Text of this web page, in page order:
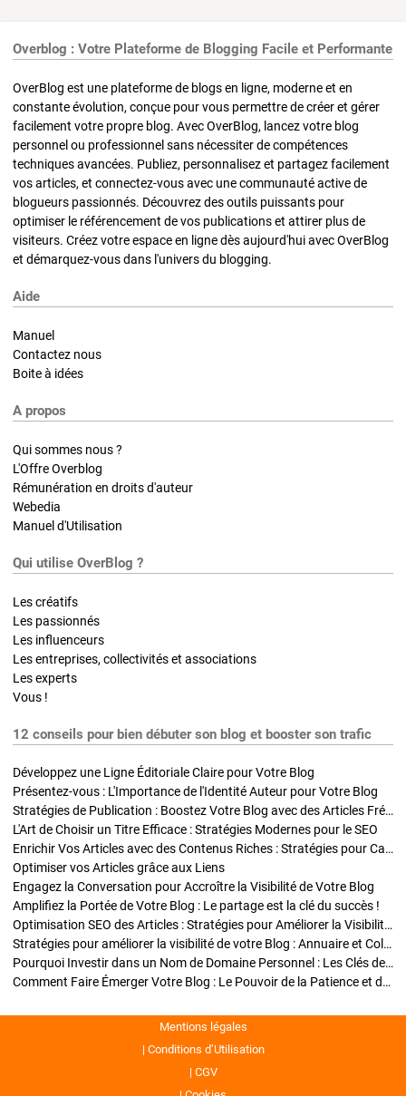
Overblog : Votre Plateforme de Blogging Facile et Performante
OverBlog est une plateforme de blogs en ligne, moderne et en
constante évolution, conçue pour vous permettre de créer et gérer
facilement votre propre blog. Avec OverBlog, lancez votre blog
personnel ou professionnel sans nécessiter de compétences
techniques avancées. Publiez, personnalisez et partagez facilement
vos articles, et connectez-vous avec une communauté active de
blogueurs passionnés. Découvrez des outils puissants pour
optimiser le référencement de vos publications et attirer plus de
visiteurs. Créez votre espace en ligne dès aujourd'hui avec OverBlog
et démarquez-vous dans l'univers du blogging.
Aide
Manuel
Contactez nous
Boite à idées
A propos
Qui sommes nous ?
L'Offre Overblog
Rémunération en droits d'auteur
Webedia
Manuel d'Utilisation
Qui utilise OverBlog ?
Les créatifs
Les passionnés
Les influenceurs
Les entreprises, collectivités et associations
Les experts
Vous !
12 conseils pour bien débuter son blog et booster son trafic
Développez une Ligne Éditoriale Claire pour Votre Blog
Présentez-vous : L'Importance de l'Identité Auteur pour Votre Blog
Stratégies de Publication : Boostez Votre Blog avec des Articles Fréquents et Exclusifs
L'Art de Choisir un Titre Efficace : Stratégies Modernes pour le SEO
Enrichir Vos Articles avec des Contenus Riches : Stratégies pour Captiver et Optimiser
Optimiser vos Articles grâce aux Liens
Engagez la Conversation pour Accroître la Visibilité de Votre Blog
Amplifiez la Portée de Votre Blog : Le partage est la clé du succès !
Optimisation SEO des Articles : Stratégies pour Améliorer la Visibilité de Votre Blog
Stratégies pour améliorer la visibilité de votre Blog : Annuaire et Collaborations
Pourquoi Investir dans un Nom de Domaine Personnel : Les Clés de la Réussite de Votre Blog
Comment Faire Émerger Votre Blog : Le Pouvoir de la Patience et de la Persévérance
Mentions légales
Conditions d’Utilisation
CGV